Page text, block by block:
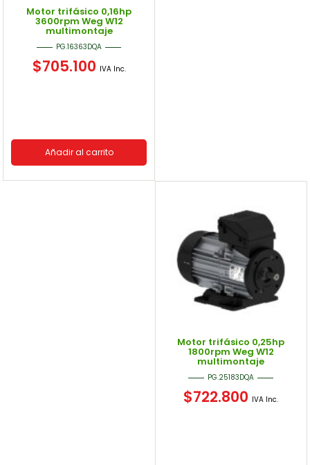
Motor trifásico 0,16hp
3600rpm Weg W12
multimontaje
PG.16363DQA
$705.100 IVA Inc.
Añadir al carrito
Motor trifásico 0,25hp
1800rpm Weg W12
multimontaje
PG.25183DQA
$722.800 IVA Inc.